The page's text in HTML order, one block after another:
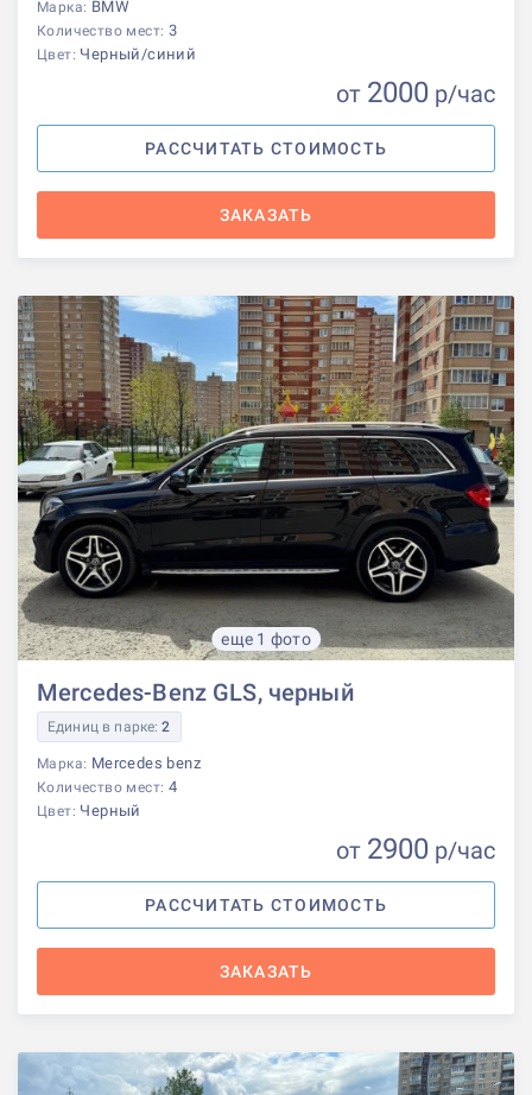
Марка: BMW
Количество мест: 3
Цвет: Черный/синий
от 2000 р/час
РАССЧИТАТЬ СТОИМОСТЬ
ЗАКАЗАТЬ
еще 1 фото
Mercedes-Benz GLS, черный
Единиц в парке:2
Марка: Mercedes benz
Количество мест: 4
Цвет: Черный
от 2900 р/час
РАССЧИТАТЬ СТОИМОСТЬ
ЗАКАЗАТЬ